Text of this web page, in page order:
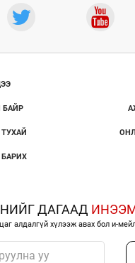
ДАГААД
алдалгүй хүлээж авах бол и-